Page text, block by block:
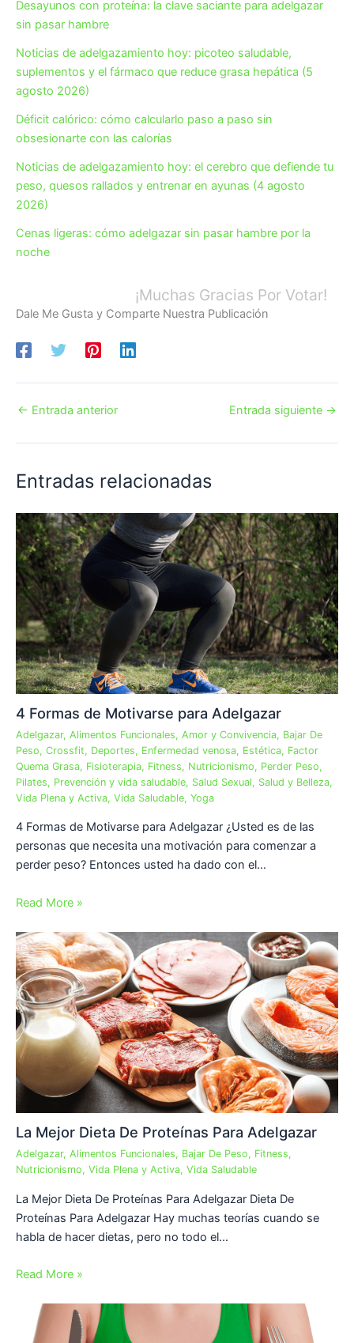
Desayunos con proteína: la clave saciante para adelgazar
sin pasar hambre
Noticias de adelgazamiento hoy: picoteo saludable,
suplementos y el fármaco que reduce grasa hepática (5
agosto 2026)
Déficit calórico: cómo calcularlo paso a paso sin
obsesionarte con las calorías
Noticias de adelgazamiento hoy: el cerebro que defiende tu
peso, quesos rallados y entrenar en ayunas (4 agosto
2026)
Cenas ligeras: cómo adelgazar sin pasar hambre por la
noche
¡Muchas Gracias Por Votar!
Dale Me Gusta y Comparte Nuestra Publicación
← Entrada anterior Entrada siguiente →
Entradas relacionadas
4 Formas de Motivarse para Adelgazar
Adelgazar, Alimentos Funcionales, Amor y Convivencia, Bajar De
Peso, Crossfit, Deportes, Enfermedad venosa, Estética, Factor
Quema Grasa, Fisioterapia, Fitness, Nutricionismo, Perder Peso,
Pilates, Prevención y vida saludable, Salud Sexual, Salud y Belleza,
Vida Plena y Activa, Vida Saludable, Yoga
4 Formas de Motivarse para Adelgazar ¿Usted es de las
personas que necesita una motivación para comenzar a
perder peso? Entonces usted ha dado con el…
Read More »
La Mejor Dieta De Proteínas Para Adelgazar
Adelgazar, Alimentos Funcionales, Bajar De Peso, Fitness,
Nutricionismo, Vida Plena y Activa, Vida Saludable
La Mejor Dieta De Proteínas Para Adelgazar Dieta De
Proteínas Para Adelgazar Hay muchas teorías cuando se
habla de hacer dietas, pero no todo el…
Read More »